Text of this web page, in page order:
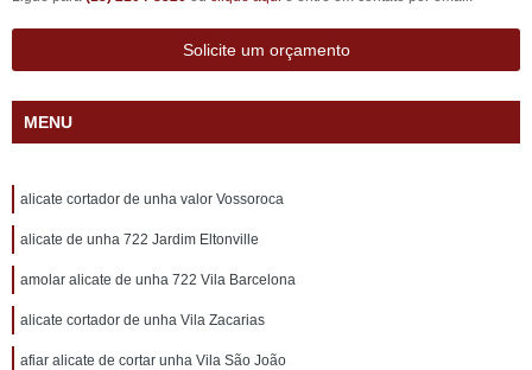
Solicite um orçamento
MENU
alicate cortador de unha valor Vossoroca
alicate de unha 722 Jardim Eltonville
amolar alicate de unha 722 Vila Barcelona
alicate cortador de unha Vila Zacarias
afiar alicate de cortar unha Vila São João